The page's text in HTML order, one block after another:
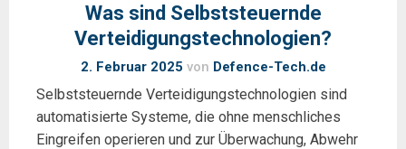
Was sind Selbststeuernde
Verteidigungstechnologien?
2. Februar 2025 von Defence-Tech.de
Selbststeuernde Verteidigungstechnologien sind
automatisierte Systeme, die ohne menschliches
Eingreifen operieren und zur Überwachung, Abwehr